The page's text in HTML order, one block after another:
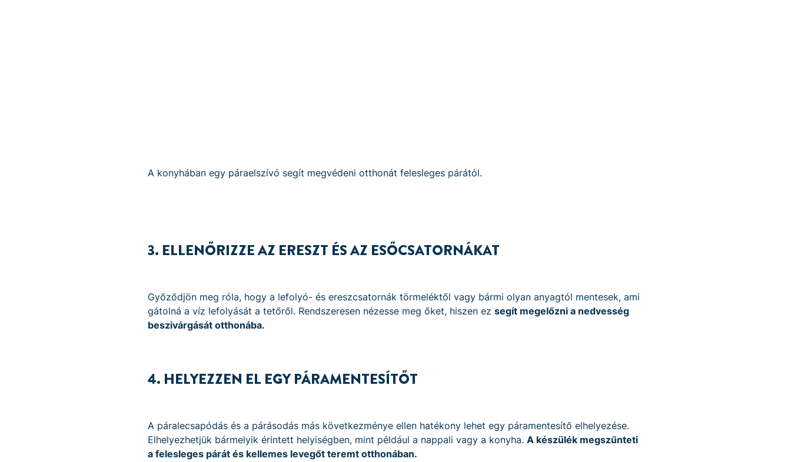
A konyhában egy páraelszívó segít megvédeni otthonát felesleges párától.
3. ELLENŐRIZZE AZ ERESZT ÉS AZ ESŐCSATORNÁKAT
Győződjön meg róla, hogy a lefolyó- és ereszcsatornák törmeléktől vagy bármi olyan anyagtól mentesek, ami
gátolná a víz lefolyását a tetőről. Rendszeresen nézesse meg őket, hiszen ez segít megelőzni a nedvesség
beszivárgását otthonába.
4. HELYEZZEN EL EGY PÁRAMENTESÍTŐT
A páralecsapódás és a párásodás más következménye ellen hatékony lehet egy páramentesítő elhelyezése.
Elhelyezhetjük bármelyik érintett helyiségben, mint például a nappali vagy a konyha. A készülék megszűnteti
a felesleges párát és kellemes levegőt teremt otthonában.